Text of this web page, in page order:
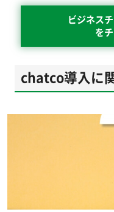
ビジネス
を
chatco導入に